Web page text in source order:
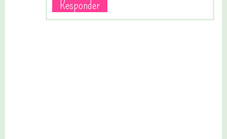
Responder